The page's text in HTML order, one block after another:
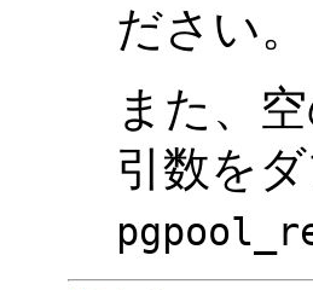
ださい。
また、
引数を